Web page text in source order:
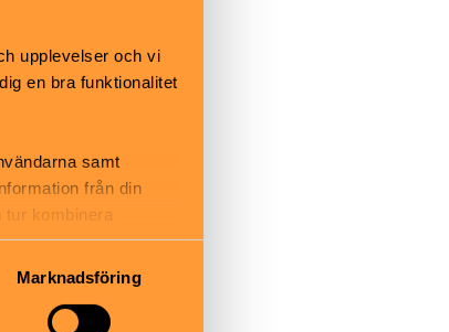
upplevelser och vi
en bra funktionalitet
samt
från din
kombinera
använt deras tjänster.
Marknadsföring